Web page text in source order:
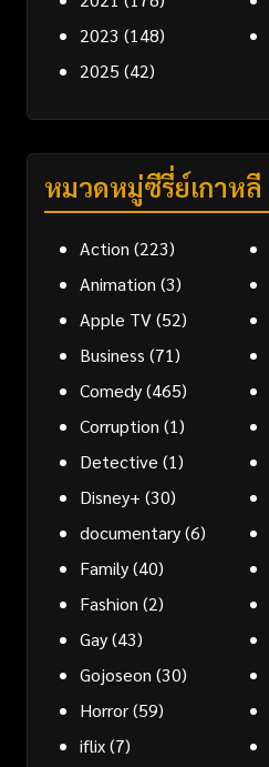
2023 (148)
2025 (42)
หมวดหมู่ซีรี่ย์เกาหลี
Action (223)
Animation (3)
Apple TV(52)
Business (71)
Comedy(465)
Corruption (1)
Detective (1)
Disney+ (30)
documentary(6)
Family(40)
Fashion (2)
Gay(43)
Gojoseon (30)
Horror(59)
iflix(7)